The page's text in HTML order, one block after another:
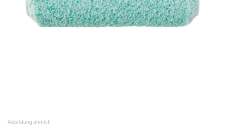
Abbildung ähnlich